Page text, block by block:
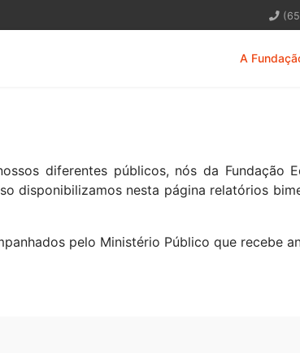
A
diferentes públicos, nós da
disponibilizamos nesta página relatórios
pelo Ministério Público que recebe